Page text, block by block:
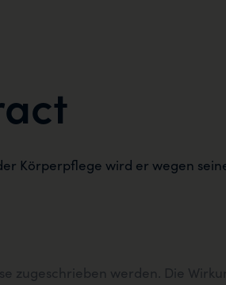
Körperpflege wird er wegen
zugeschrieben werden. Die